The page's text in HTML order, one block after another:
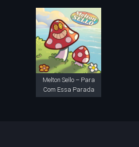
Melton Sello – Para
Com Essa Parada